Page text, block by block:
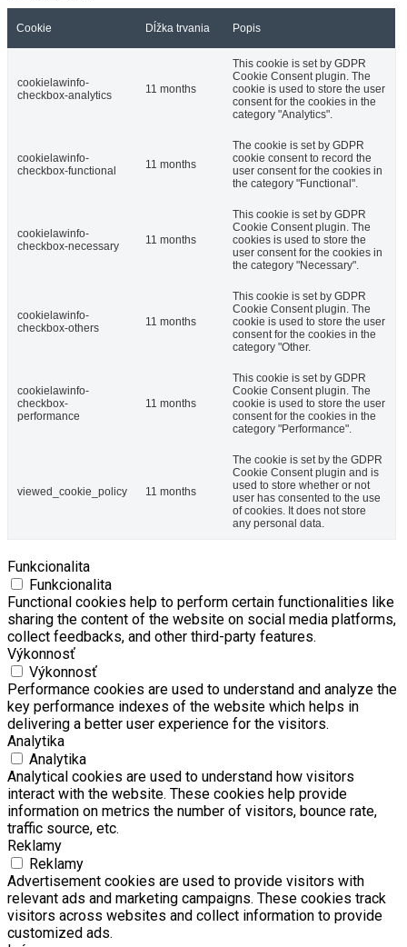
Cookie Dĺžka trvania Popis
cookielawinfo-
checkbox-analytics
11 months
This cookie is set by GDPR
Cookie Consent plugin. The
cookie is used to store the user
consent for the cookies in the
category "Analytics".
cookielawinfo-
checkbox-functional
11 months
The cookie is set by GDPR
cookie consent to record the
user consent for the cookies in
the category "Functional".
cookielawinfo-
checkbox-necessary
11 months
This cookie is set by GDPR
Cookie Consent plugin. The
cookies is used to store the
user consent for the cookies in
the category "Necessary".
cookielawinfo-
checkbox-others
11 months
This cookie is set by GDPR
Cookie Consent plugin. The
cookie is used to store the user
consent for the cookies in the
category "Other.
cookielawinfo-
checkbox-
performance
11 months
This cookie is set by GDPR
Cookie Consent plugin. The
cookie is used to store the user
consent for the cookies in the
category "Performance".
viewed_cookie_policy 11 months
The cookie is set by the GDPR
Cookie Consent plugin and is
used to store whether or not
user has consented to the use
of cookies. It does not store
any personal data.
Funkcionalita
Funkcionalita
Functional cookies help to perform certain functionalities like
sharing the content of the website on social media platforms,
collect feedbacks, and other third-party features.
Výkonnosť
Výkonnosť
Performance cookies are used to understand and analyze the
key performance indexes of the website which helps in
delivering a better user experience for the visitors.
Analytika
Analytika
Analytical cookies are used to understand how visitors
interact with the website. These cookies help provide
information on metrics the number of visitors, bounce rate,
traffic source, etc.
Reklamy
Reklamy
Advertisement cookies are used to provide visitors with
relevant ads and marketing campaigns. These cookies track
visitors across websites and collect information to provide
customized ads.